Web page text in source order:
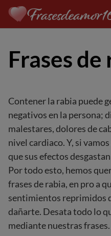
Saltar
contenido
Frases de
Contener la rabia puede
negativos en la persona;
malestares, dolores de
nivel cardiaco. Y, si
que sus efectos
Por todo esto, hemos
frases de rabia, en pro a
sentimientos reprimidos
dañarte. Desata todo lo
mediante nuestras frases.